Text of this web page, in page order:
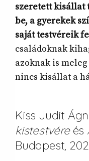
szeretett kisállat
be, a gyerekek
saját testvéreik
családoknak
azoknak is
nincs kisállat a
Kiss Judit
kistestvéreés
Budapest,